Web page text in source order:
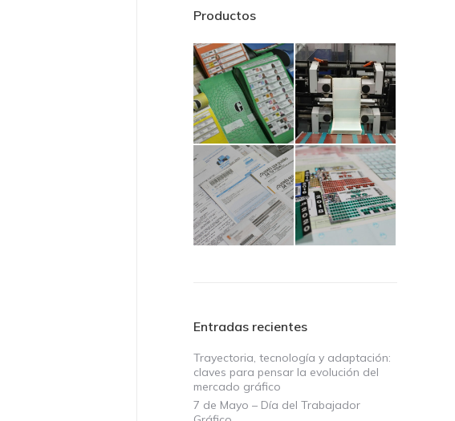
Productos
Entradas recientes
Trayectoria, tecnología y adaptación:
claves para pensar la evolución del
mercado gráfico
7 de Mayo – Día del Trabajador